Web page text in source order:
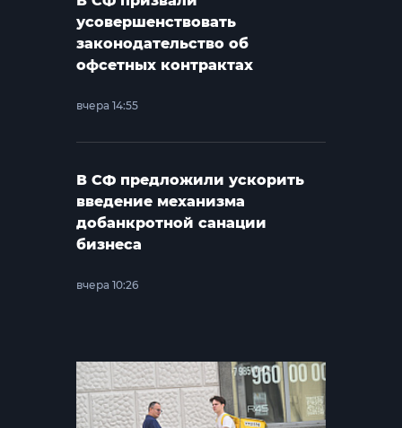
усовершенствовать
законодательство об
офсетных контрактах
вчера 14:55
В СФ предложили ускорить
введение механизма
добанкротной санации
бизнеса
вчера 10:26